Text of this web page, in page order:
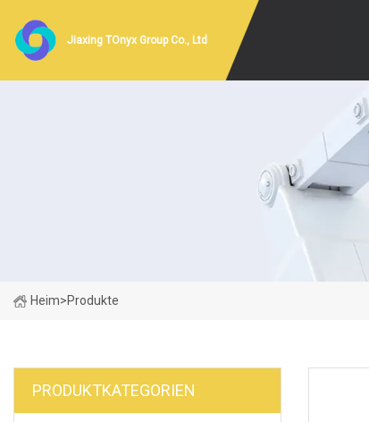
Jiaxing TOnyx Group Co., Ltd
Heim>Produkte
PRODUKTKATEGORIEN